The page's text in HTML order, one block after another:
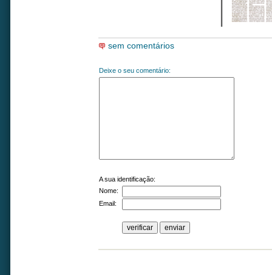
sem comentários
Deixe o seu comentário:
A sua identificação:
Nome:
Email: